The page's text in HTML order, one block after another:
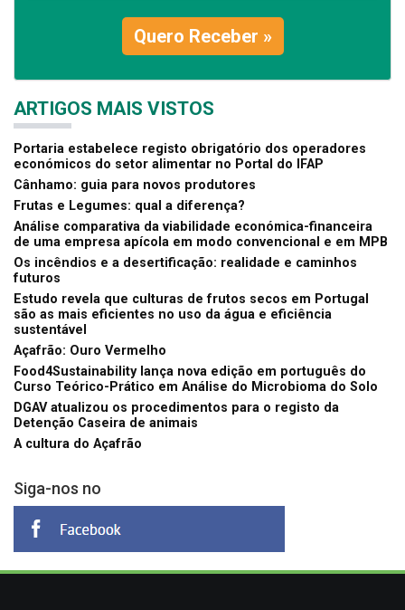
Quero Receber »
ARTIGOS MAIS VISTOS
Portaria estabelece registo obrigatório dos operadores
económicos do setor alimentar no Portal do IFAP
Cânhamo: guia para novos produtores
Frutas e Legumes: qual a diferença?
Análise comparativa da viabilidade económica-financeira
de uma empresa apícola em modo convencional e em MPB
Os incêndios e a desertificação: realidade e caminhos
futuros
Estudo revela que culturas de frutos secos em Portugal
são as mais eficientes no uso da água e eficiência
sustentável
Açafrão: Ouro Vermelho
Food4Sustainability lança nova edição em português do
Curso Teórico-Prático em Análise do Microbioma do Solo
DGAV atualizou os procedimentos para o registo da
Detenção Caseira de animais
A cultura do Açafrão
Siga-nos no